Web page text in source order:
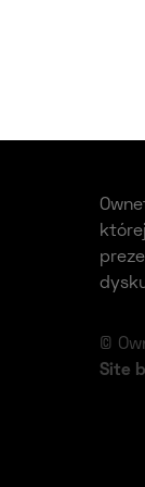
©
Site